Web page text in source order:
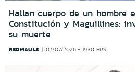
Hallan cuerpo de un hombre
Constitución y Maguillines:
su muerte
REDMAULE 02/07/2026 - 19:30 HRS